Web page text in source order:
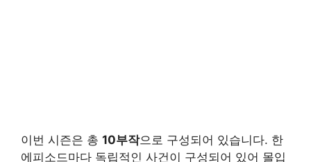
이번 시즌은 총 10부작으로 구성되어 있습니다. 한
에피소드마다 독립적인 사건이 구성되어 있어 몰입